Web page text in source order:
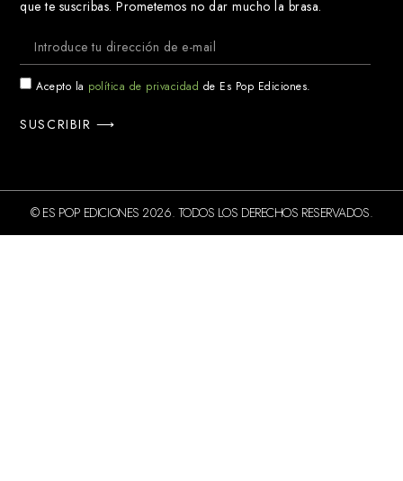
que te suscribas. Prometemos no dar mucho la brasa.
Acepto la política de privacidad de Es Pop Ediciones.
SUSCRIBIR ⟶
© ES POP EDICIONES 2026. TODOS LOS DERECHOS RESERVADOS.